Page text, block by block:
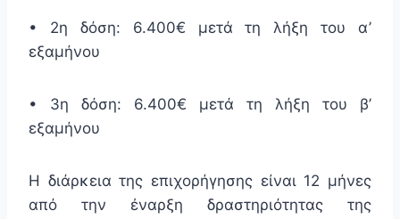
• 2η δόση: 6.400€ μετά τη λήξη του α’
εξαμήνου
• 3η δόση: 6.400€ μετά τη λήξη του β’
εξαμήνου
Η διάρκεια της επιχορήγησης είναι 12 μήνες
από την έναρξη δραστηριότητας της